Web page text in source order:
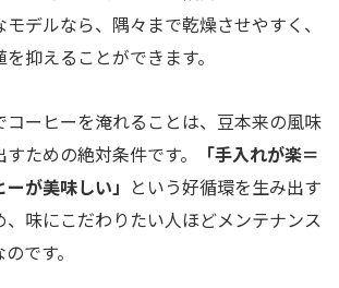
デルなら、隅々まで乾燥させやすく、
抑えることができます。
コーヒーを淹れることは、豆本来の風味
ための絶対条件です。
「手入れが楽＝
が美味しい」 という好循環を生み出す
、味にこだわりたい人ほどメンテナンス
です。